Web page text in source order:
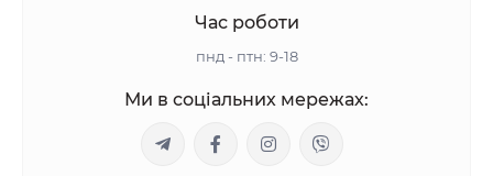
Час роботи
пнд - птн: 9-18
Ми в соціальних мережах: